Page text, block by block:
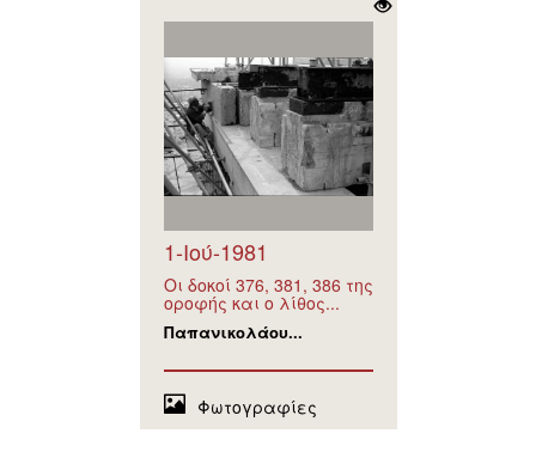
1-Ιού-1981
Οι δοκοί 376, 381, 386 της
οροφής και ο λίθος...
Παπανικολάου...
Φωτογραφίες